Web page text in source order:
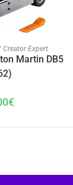
PANIER
Creator Expert
Martin DB5
€